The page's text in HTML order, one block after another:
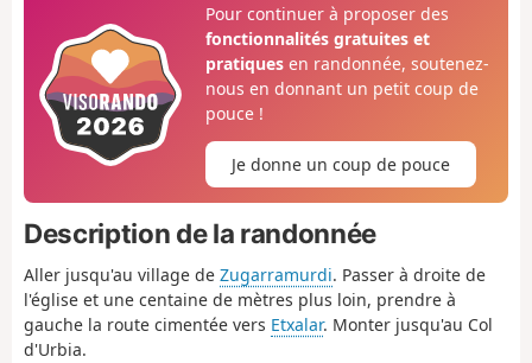
Pour continuer à proposer des
fonctionnalités gratuites et
pratiquesen randonnée, soutenez-
nous en donnant un petit coup de
pouce !
Je donne un coup de pouce
Description de la randonnée
Aller jusqu'au village de Zugarramurdi. Passer à droite de
l'église et une centaine de mètres plus loin, prendre à
gauche la route cimentée vers Etxalar. Monter jusqu'au Col
d'Urbia.